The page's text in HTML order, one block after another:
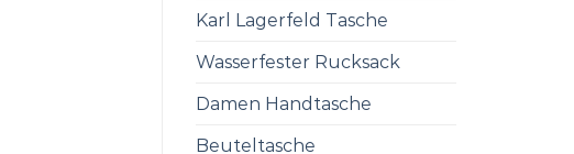
Karl Lagerfeld Tasche
Wasserfester Rucksack
Damen Handtasche
Beuteltasche